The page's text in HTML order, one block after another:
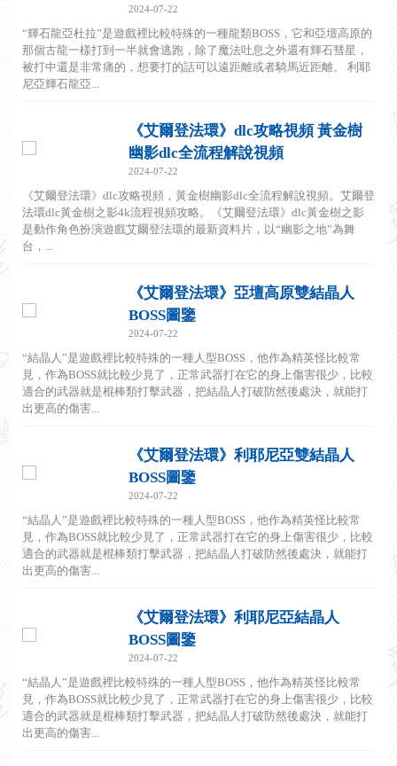
2024-07-22
“輝石龍亞杜拉”是遊戲裡比較特殊的一種龍類BOSS，它和亞壇高原的
那個古龍一樣打到一半就會逃跑，除了魔法吐息之外還有輝石彗星，
被打中還是非常痛的，想要打的話可以遠距離或者騎馬近距離。 利耶
尼亞輝石龍亞...
《艾爾登法環》dlc攻略視頻 黃金樹
幽影dlc全流程解說視頻
2024-07-22
《艾爾登法環》dlc攻略視頻，黃金樹幽影dlc全流程解說視頻。艾爾登
法環dlc黃金樹之影4k流程視頻攻略。《艾爾登法環》dlc黃金樹之影
是動作角色扮演遊戲艾爾登法環的最新資料片，以“幽影之地”為舞
台，...
《艾爾登法環》亞壇高原雙結晶人
BOSS圖鑒
2024-07-22
“結晶人”是遊戲裡比較特殊的一種人型BOSS，他作為精英怪比較常
見，作為BOSS就比較少見了，正常武器打在它的身上傷害很少，比較
適合的武器就是棍棒類打擊武器，把結晶人打破防然後處決，就能打
出更高的傷害...
《艾爾登法環》利耶尼亞雙結晶人
BOSS圖鑒
2024-07-22
“結晶人”是遊戲裡比較特殊的一種人型BOSS，他作為精英怪比較常
見，作為BOSS就比較少見了，正常武器打在它的身上傷害很少，比較
適合的武器就是棍棒類打擊武器，把結晶人打破防然後處決，就能打
出更高的傷害...
《艾爾登法環》利耶尼亞結晶人
BOSS圖鑒
2024-07-22
“結晶人”是遊戲裡比較特殊的一種人型BOSS，他作為精英怪比較常
見，作為BOSS就比較少見了，正常武器打在它的身上傷害很少，比較
適合的武器就是棍棒類打擊武器，把結晶人打破防然後處決，就能打
出更高的傷害...